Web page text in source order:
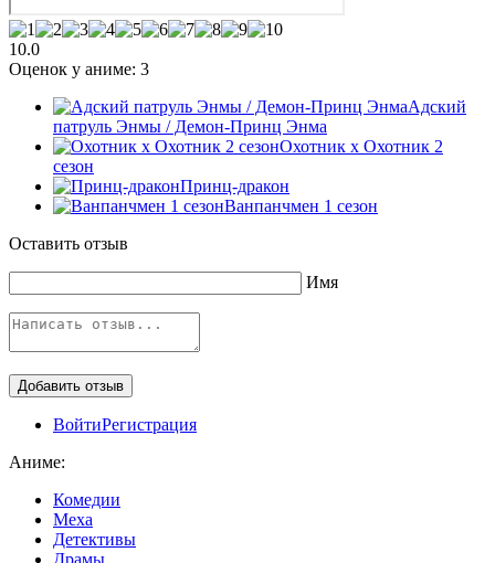
10.0
Оценок у аниме: 3
Адский
патруль Энмы / Демон-Принц Энма
Охотник х Охотник 2
сезон
Принц-дракон
Ванпанчмен 1 сезон
Оставить отзыв
Имя
ВойтиРегистрация
Аниме:
Комедии
Меха
Детективы
Драмы